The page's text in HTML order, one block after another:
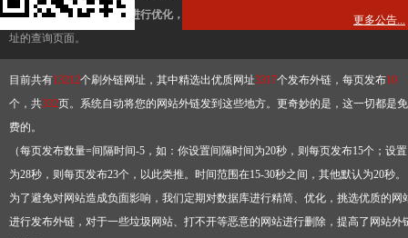
有频繁使用超级外链工具进行优化，才能获得稳定的外链
，最终使搜索引擎收录带
址的查询页面。
目前共有13212个刷外链网址，其中精选出优质网址3317个发布外链，每页发布10
个，共332页。系统自动将您的网站外链发到这些地方。更奇妙的是，这一切都是免
费的。
（每页发布数量=间隔时间-5，如：你设置间隔时间为20秒，则每页发布15个；设置
为28秒，则每页发布23个，以此类推。时间范围在15-30秒之间，其他默认为20秒
为了避免对网站造成负面影响，我们定期对数据库进行精简、优化，挑选优质的网
进行发布外链，对于一些垃圾网站、打不开等恶意的网站进行删除，提高了网站外
更多公告...